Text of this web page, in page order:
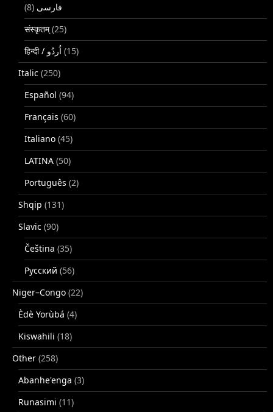
فارسی (8)
संस्कृतम्(25)
(15)
Italic (250)
Español (94)
Français (60)
Italiano (45)
LATINA (50)
Português (2)
Shqip (131)
Slavic (90)
Čeština (35)
Русский (56)
Niger–Congo (22)
Èdè Yorùbá (4)
Kiswahili (18)
Other (258)
Abanhe'enga (3)
Runasimi (11)